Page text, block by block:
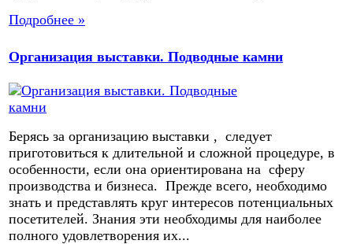
Подробнее »
Организация выставки. Подводные камни
Берясь за организацию выставки , следует
приготовиться к длительной и сложной процедуре, в
особенности, если она ориентирована на сферу
производства и бизнеса. Прежде всего, необходимо
знать и представлять круг интересов потенциальных
посетителей. Знания эти необходимы для наиболее
полного удовлетворения их...